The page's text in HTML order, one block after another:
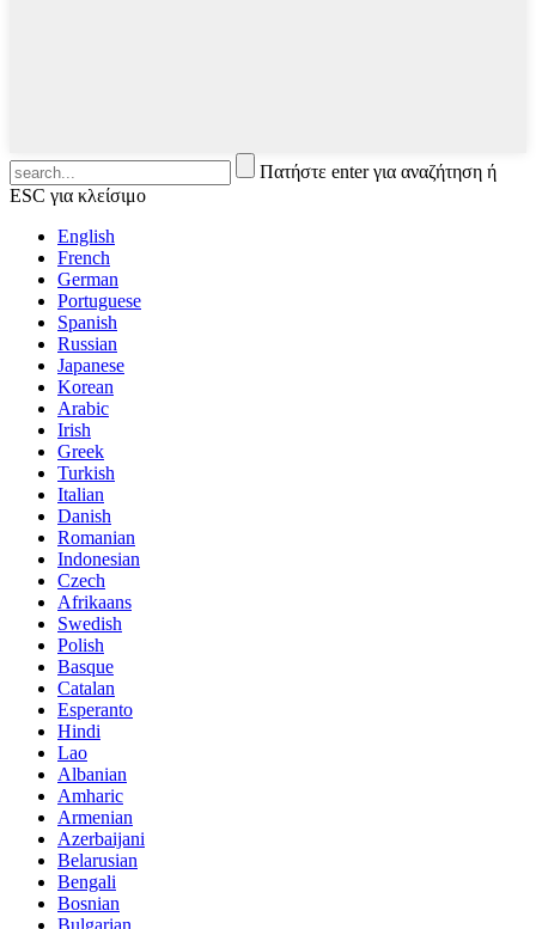
Πατήστε enter για αναζήτηση ή
ESC για κλείσιμο
English
French
German
Portuguese
Spanish
Russian
Japanese
Korean
Arabic
Irish
Greek
Turkish
Italian
Danish
Romanian
Indonesian
Czech
Afrikaans
Swedish
Polish
Basque
Catalan
Esperanto
Hindi
Lao
Albanian
Amharic
Armenian
Azerbaijani
Belarusian
Bengali
Bosnian
Bulgarian